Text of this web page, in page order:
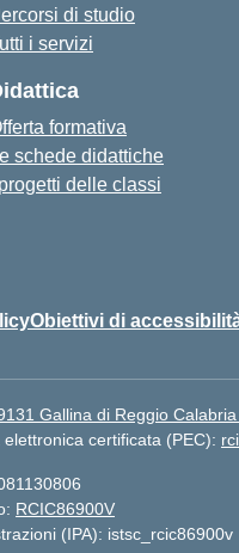
di studio
i servizi
formativa
schede didattiche
progetti delle classi
Obiettivi di
Gallina di Reggio
elettronica certificata (PEC):
RCIC86900V
(IPA): istsc_rcic86900v